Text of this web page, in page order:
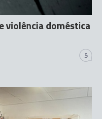
violência doméstica
5